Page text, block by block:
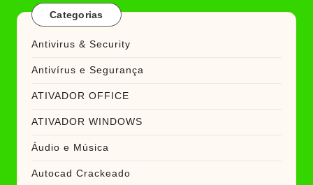
Categorias
Antivirus & Security
Antivírus e Segurança
ATIVADOR OFFICE
ATIVADOR WINDOWS
Áudio e Música
Autocad Crackeado